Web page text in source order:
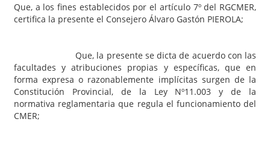
Que, a los fines establecidos por el artículo 7º del RGCMER,
certifica la presente el Consejero Álvaro Gastón PIEROLA;
Que, la presente se dicta de acuerdo con las
facultades y atribuciones propias y específicas, que en
forma expresa o razonablemente implícitas surgen de la
Constitución Provincial, de la Ley Nº11.003 y de la
normativa reglamentaria que regula el funcionamiento del
CMER;